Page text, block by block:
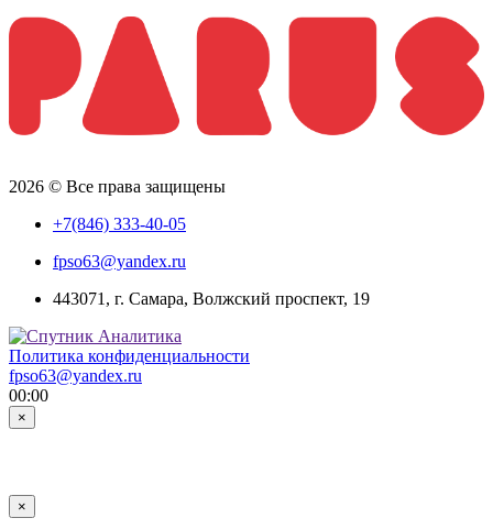
2026 © Все права защищены
+7(846) 333-40-05
fpso63@yandex.ru
443071, г. Самара, Волжский проспект, 19
Политика конфиденциальности
fpso63@yandex.ru
00:00
×
×